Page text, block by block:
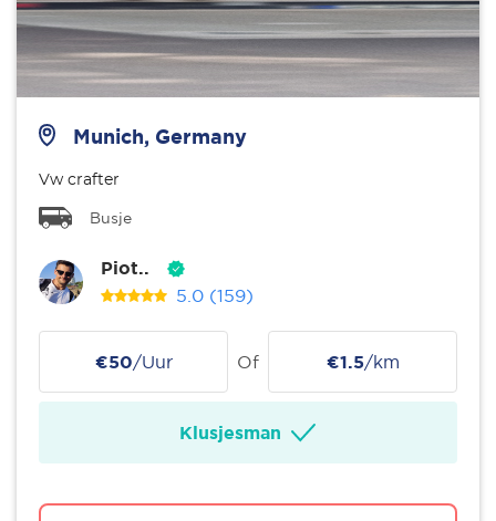
Munich, Germany
Vw crafter
Busje
Piot..
5.0 (159)
€50/Uur Of €1.5/km
Klusjesman